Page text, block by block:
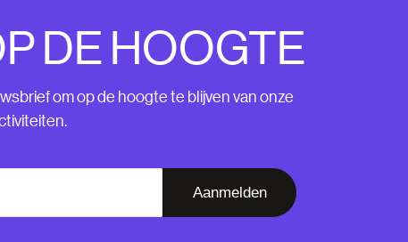
DE HOOGTE
om op de hoogte te blijven van onze
Aanmelden